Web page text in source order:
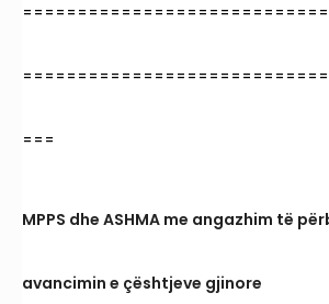
===
MPPS dhe ASHMA me angazhim të
avancimin e çështjeve gjinore